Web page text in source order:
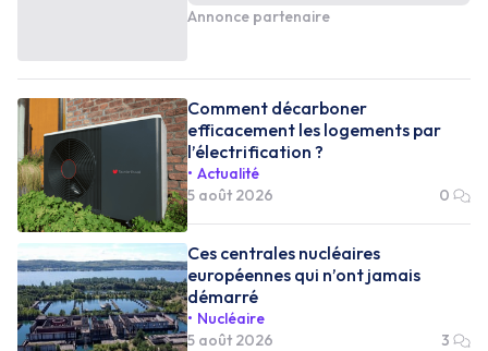
Annonce partenaire
Comment décarboner
efficacement les logements par
l’électrification ?
Actualité
5 août 2026
0
Ces centrales nucléaires
européennes qui n’ont jamais
démarré
Nucléaire
5 août 2026
3